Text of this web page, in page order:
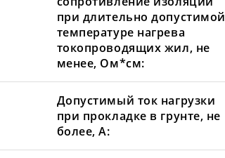
при длительно допустимой
температуре нагрева
токопроводящих жил, не
менее, Ом*см:
Допустимый ток нагрузки
при прокладке в грунте, не
более, А: